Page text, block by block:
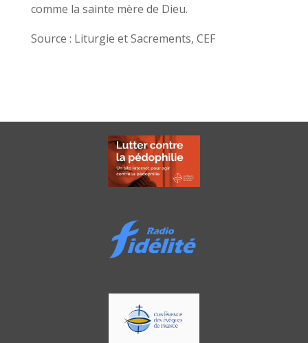
comme la sainte mère de Dieu.
Source : Liturgie et Sacrements, CEF